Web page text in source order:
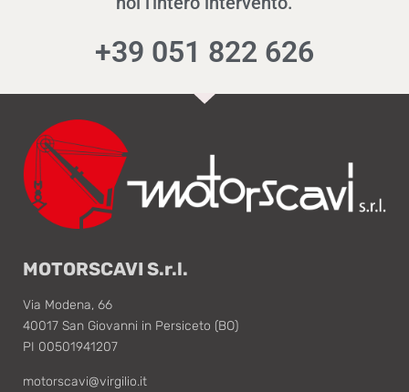
+39 051 822 626
MOTORSCAVI S.r.l.
Via Modena, 66
40017 San Giovanni in Persiceto (BO)
PI 00501941207
motorscavi@virgilio.it